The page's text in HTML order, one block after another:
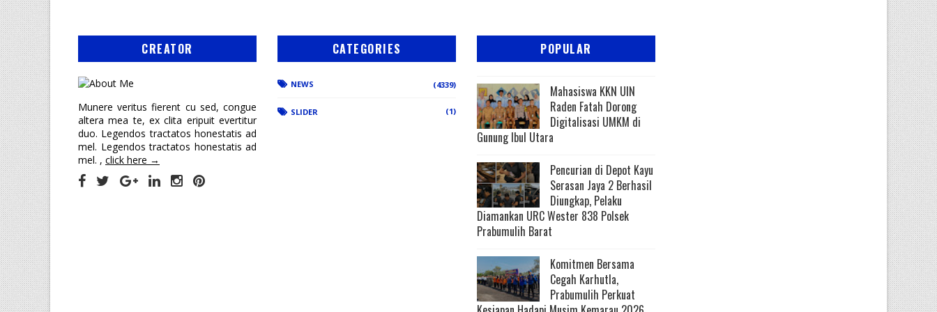
CREATOR
Munere veritus fierent cu sed, congue
altera mea te, ex clita eripuit evertitur
duo. Legendos tractatos honestatis ad
mel. Legendos tractatos honestatis ad
mel. , click here →
CATEGORIES
NEWS (4339)
SLIDER (1)
POPULAR
Mahasiswa KKN UIN
Raden Fatah Dorong
Digitalisasi UMKM di
Gunung Ibul Utara
Pencurian di Depot Kayu
Serasan Jaya 2 Berhasil
Diungkap, Pelaku
Diamankan URC Wester 838 Polsek
Prabumulih Barat
Komitmen Bersama
Cegah Karhutla,
Prabumulih Perkuat